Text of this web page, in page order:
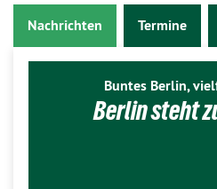
Nachrichten Termine
Buntes Berlin,
Berlin steht